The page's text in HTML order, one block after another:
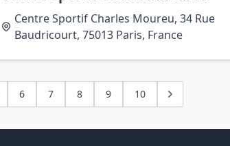
Centre Sportif Charles Moureu, 34 Rue
Baudricourt, 75013 Paris, France
6 7 8 9 10